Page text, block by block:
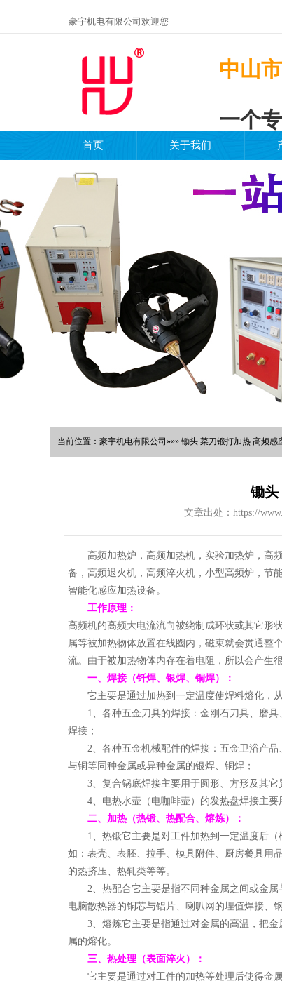
豪宇机电有限公司欢迎您
中山
一个
首页 关于我们
当前位置：豪宇机电有限公司»»» 锄头 菜刀锻打加热 高频感
锄头
文章出处：https://
高频加热炉，高频加热机，实验加热炉，高
备，高频退火机，高频淬火机，小型高频炉，节
智能化感应加热设备。
工作原理：
高频机的高频大电流流向被绕制成环状或其它形
属等被加热物体放置在线圈内，磁束就会贯通整
流。由于被加热物体内存在着电阻，所以会产生
一、焊接（钎焊、银焊、铜焊）：
它主要是通过加热到一定温度使焊料熔化，
1、各种五金刀具的焊接：金刚石刀具、磨
焊接；
2、各种五金机械配件的焊接：五金卫浴产
与铜等同种金属或异种金属的银焊、铜焊；
3、复合锅底焊接主要用于圆形、方形及其
4、电热水壶（电咖啡壶）的发热盘焊接主
二、加热（热锻、热配合、熔炼）：
1、热锻它主要是对工件加热到一定温度后
如：表壳、表胚、拉手、模具附件、厨房餐具用
的热挤压、热轧类等等。
2、热配合它主要是指不同种金属之间或金
电脑散热器的铜芯与铝片、喇叭网的埋值焊接、
3、熔炼它主要是指通过对金属的高温，把
属的熔化。
三、热处理（表面淬火）：
它主要是通过对工件的加热等处理后使得金